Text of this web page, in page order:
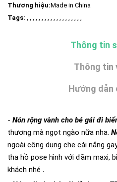
Thương hiệu:Made in China
Tags: , , , , , , , , , , , , , , , , , , ,
Thông tin
Thông tin
Hướng dẫn
- Nón rộng vành cho bé gái đi
thương mà ngọt ngào nữa nha.
ngoài công dụng che cái nắng
tha hồ pose hình với đầm maxi,
khách nhé .